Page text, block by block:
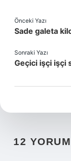
Önceki Yazı
Sade galeta
Sonraki Yazı
Geçici işçi işçi
12 YORUM